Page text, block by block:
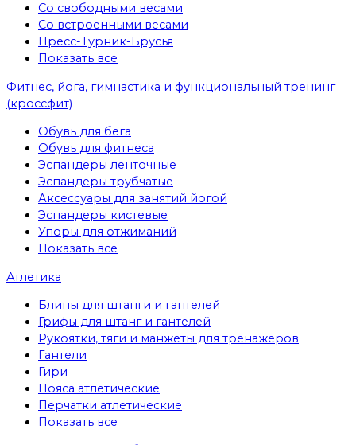
Со свободными весами
Со встроенными весами
Пресс-Турник-Брусья
Показать все
Фитнес, йога, гимнастика и функциональный тренинг
(кроссфит)
Обувь для бега
Обувь для фитнеса
Эспандеры ленточные
Эспандеры трубчатые
Аксессуары для занятий йогой
Эспандеры кистевые
Упоры для отжиманий
Показать все
Атлетика
Блины для штанги и гантелей
Грифы для штанг и гантелей
Рукоятки, тяги и манжеты для тренажеров
Гантели
Гири
Пояса атлетические
Перчатки атлетические
Показать все